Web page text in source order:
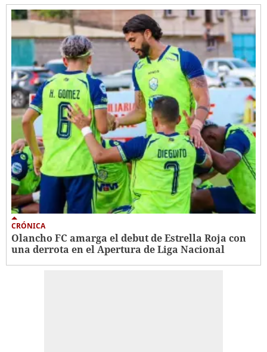
CRÓNICA
Olancho FC amarga el debut de Estrella Roja con
una derrota en el Apertura de Liga Nacional